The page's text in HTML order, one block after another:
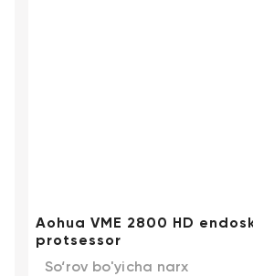
Aohua VME 2800 HD
protsessor
So‘rov bo'yicha narx